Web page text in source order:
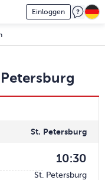
Einloggen
St. Petersburg
10:30
St. Petersburg